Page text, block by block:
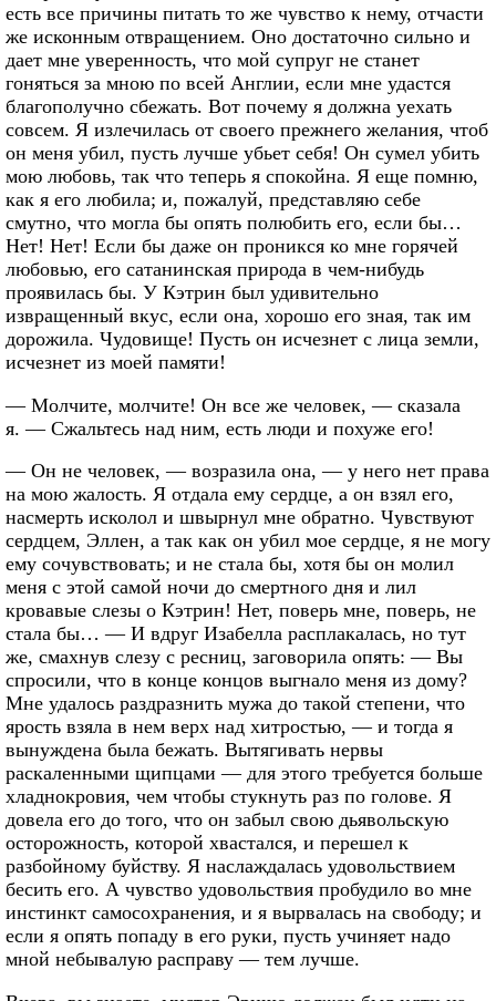
есть все причины питать то же чувство к нему, отчасти
же исконным отвращением. Оно достаточно сильно и
дает мне уверенность, что мой супруг не станет
гоняться за мною по всей Англии, если мне удастся
благополучно сбежать. Вот почему я должна уехать
совсем. Я излечилась от своего прежнего желания, чтоб
он меня убил, пусть лучше убьет себя! Он сумел убить
мою любовь, так что теперь я спокойна. Я еще помню,
как я его любила; и, пожалуй, представляю себе
смутно, что могла бы опять полюбить его, если бы…
Нет! Нет! Если бы даже он проникся ко мне горячей
любовью, его сатанинская природа в чем-нибудь
проявилась бы. У Кэтрин был удивительно
извращенный вкус, если она, хорошо его зная, так им
дорожила. Чудовище! Пусть он исчезнет с лица земли,
исчезнет из моей памяти!
— Молчите, молчите! Он все же человек, — сказала
я. — Сжальтесь над ним, есть люди и похуже его!
— Он не человек, — возразила она, — у него нет права
на мою жалость. Я отдала ему сердце, а он взял его,
насмерть исколол и швырнул мне обратно. Чувствуют
сердцем, Эллен, а так как он убил мое сердце, я не могу
ему сочувствовать; и не стала бы, хотя бы он молил
меня с этой самой ночи до смертного дня и лил
кровавые слезы о Кэтрин! Нет, поверь мне, поверь, не
стала бы… — И вдруг Изабелла расплакалась, но тут
же, смахнув слезу с ресниц, заговорила опять: — Вы
спросили, что в конце концов выгнало меня из дому?
Мне удалось раздразнить мужа до такой степени, что
ярость взяла в нем верх над хитростью, — и тогда я
вынуждена была бежать. Вытягивать нервы
раскаленными щипцами — для этого требуется больше
хладнокровия, чем чтобы стукнуть раз по голове. Я
довела его до того, что он забыл свою дьявольскую
осторожность, которой хвастался, и перешел к
разбойному буйству. Я наслаждалась удовольствием
бесить его. А чувство удовольствия пробудило во мне
инстинкт самосохранения, и я вырвалась на свободу; и
если я опять попаду в его руки, пусть учиняет надо
мной небывалую расправу — тем лучше.